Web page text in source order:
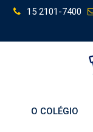
Skip
content
15 2101-7400
O COLÉGIO